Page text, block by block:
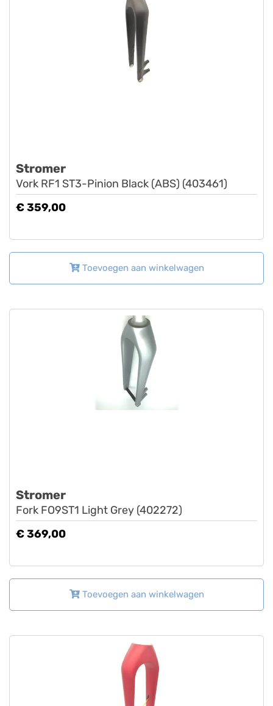
Stromer
Vork RF1 ST3-Pinion Black (ABS) (403461)
€ 359,00
Toevoegen aan winkelwagen
Stromer
Fork FO9ST1 Light Grey (402272)
€ 369,00
Toevoegen aan winkelwagen